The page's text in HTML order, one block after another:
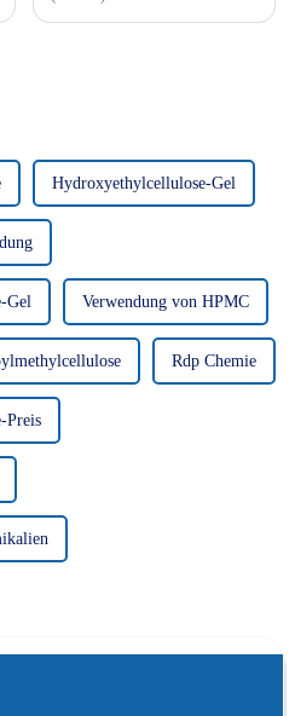
Hydroxyethylcellulose-Gel
Gel Verwendung von HPMC
Rdp Chemie
Preis